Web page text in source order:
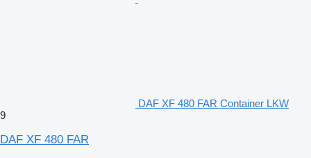
DAF XF 480 FAR Container LKW
9
DAF XF 480 FAR